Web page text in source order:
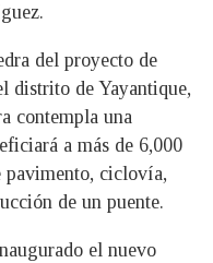
del proyecto de
distrito de Yayantique,
contempla una
a más de 6,000
pavimento, ciclovía,
de un puente.
el nuevo